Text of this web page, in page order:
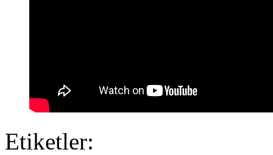
Etiketler: